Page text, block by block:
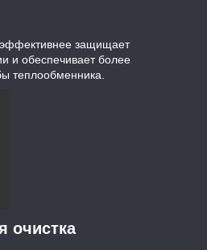
защищает
и обеспечивает более
теплообменника.
очистка